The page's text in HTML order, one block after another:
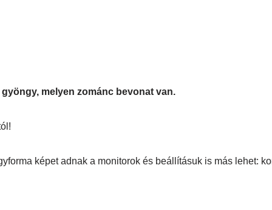
melyen zománc bevonat van.
képet adnak a monitorok és beállításuk is más lehet: